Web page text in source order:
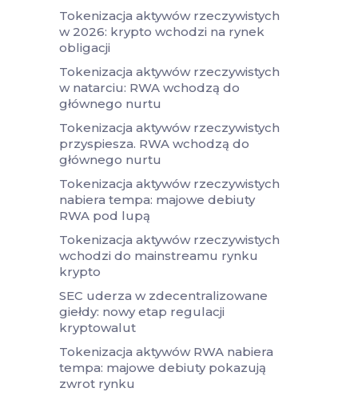
Tokenizacja aktywów rzeczywistych
w 2026: krypto wchodzi na rynek
obligacji
Tokenizacja aktywów rzeczywistych
w natarciu: RWA wchodzą do
głównego nurtu
Tokenizacja aktywów rzeczywistych
przyspiesza. RWA wchodzą do
głównego nurtu
Tokenizacja aktywów rzeczywistych
nabiera tempa: majowe debiuty
RWA pod lupą
Tokenizacja aktywów rzeczywistych
wchodzi do mainstreamu rynku
krypto
SEC uderza w zdecentralizowane
giełdy: nowy etap regulacji
kryptowalut
Tokenizacja aktywów RWA nabiera
tempa: majowe debiuty pokazują
zwrot rynku